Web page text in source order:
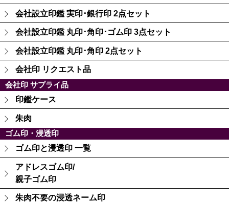
会社設立印鑑 実印･銀行印 2点セット
会社設立印鑑 丸印･角印･ゴム印 3点セット
会社設立印鑑 丸印･角印 2点セット
会社印 リクエスト品
会社印 サプライ品
印鑑ケース
朱肉
ゴム印・浸透印
ゴム印と浸透印 一覧
アドレスゴム印/
親子ゴム印
朱肉不要の浸透ネーム印